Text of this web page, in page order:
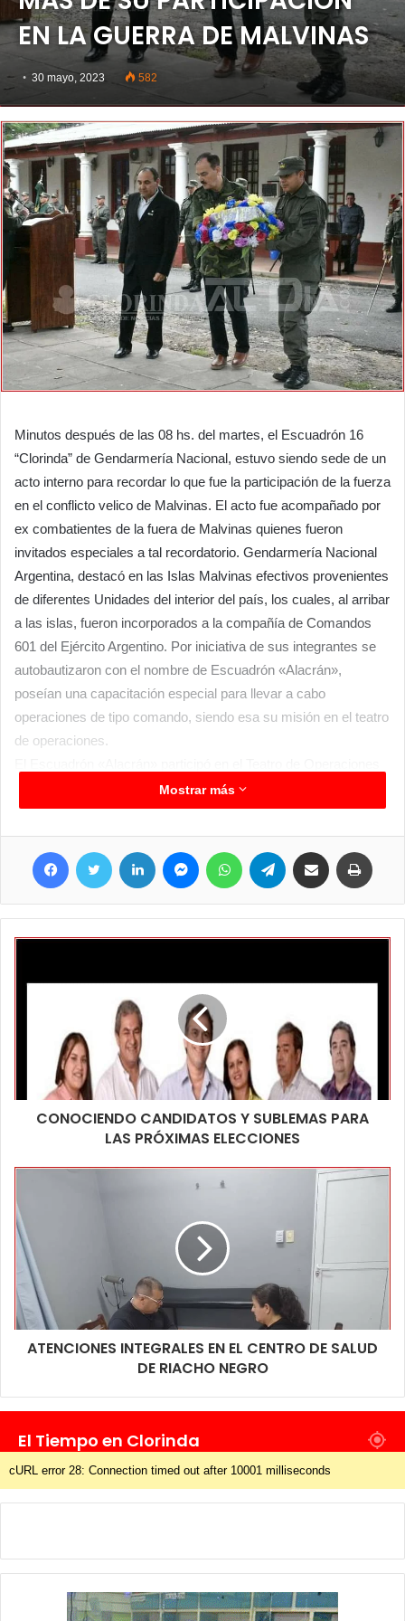
EN LA GUERRA DE MALVINAS
30 mayo, 2023 582
Minutos después de las 08 hs. del martes, el Escuadrón 16
“Clorinda” de Gendarmería Nacional, estuvo siendo sede de un
acto interno para recordar lo que fue la participación de la fuerza
en el conflicto velico de Malvinas. El acto fue acompañado por
ex combatientes de la fuera de Malvinas quienes fueron
invitados especiales a tal recordatorio. Gendarmería Nacional
Argentina, destacó en las Islas Malvinas efectivos provenientes
de diferentes Unidades del interior del país, los cuales, al arribar
a las islas, fueron incorporados a la compañía de Comandos
601 del Ejército Argentino. Por iniciativa de sus integrantes se
autobautizaron con el nombre de Escuadrón «Alacrán»,
poseían una capacitación especial para llevar a cabo
operaciones de tipo comando, siendo esa su misión en el teatro
de operaciones.
del Atlántico Sur, juntamente con los Comandos del Ejército ya
que eran una Fuerza de «Elite». Recibió la responsabilidad de
un sector de defensa específico, en el cual se hallaba el
Regimiento de Infantería 25. En este caso se recordó el 41
aniversario de aquella participación y por ello de este acto del
que fueron parte miembros de la fuerza nacional apostados en
Mostrar más
Facebook Twitter LinkedIn MessengerWhatsApp Telegram Compartir por correo electrónico
CONOCIENDO CANDIDATOS Y SUBLEMAS PARA
LAS PRÓXIMAS ELECCIONES
ATENCIONES INTEGRALES EN EL CENTRO DE SALUD
DE RIACHO NEGRO
El Tiempo en Clorinda
cURL error 28: Connection timed out after 10001 milliseconds